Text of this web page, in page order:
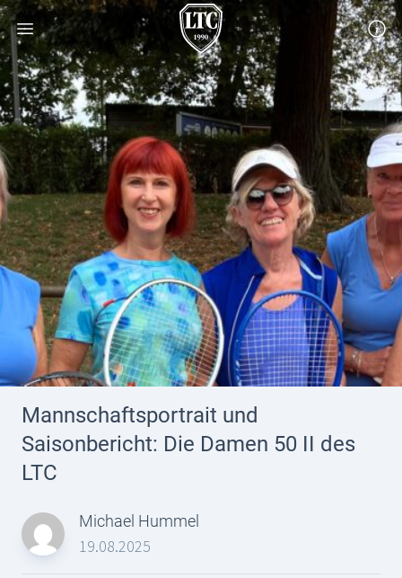
Mannschaftsportrait und
Saisonbericht: Die Damen 50 II des
LTC
Michael Hummel
19.08.2025